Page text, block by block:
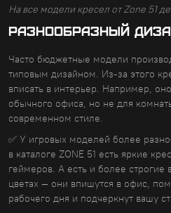
На все модели кресел от Zone 51
Разнообразный
Часто бюджетные модели
типовым дизайном. Из-за этого
вписать в интерьер. Например,
обычного офиса, но не для
современном стиле.
✅ У игровых моделей более
в каталоге ZONE 51 есть яркие
геймеров. А есть и более строгие
цветах — они впишутся в офис,
рабочего дня и подчеркнут вашу